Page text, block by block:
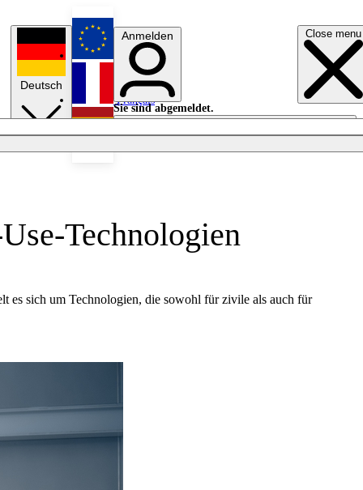
Close menu
Deutsch
English
Français
Anmelden
Sie sind abgemeldet.
Anmelden
Licht aus
Technologien
es sich um Technologien, die sowohl für zivile als auch für